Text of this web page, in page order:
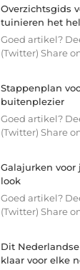
Overzichtsgids
tuinieren het
Goed artikel?
(Twitter) Share
Stappenplan
buitenplezier
Goed artikel?
(Twitter) Share
Galajurken
look
Goed artikel?
(Twitter) Share
Dit
klaar voor elke